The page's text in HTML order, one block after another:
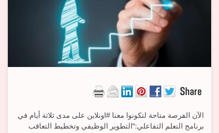
الآن الفرصة متاحة لتكونوا معنا #اونلاين على مدى ثلاثة أيام في
برنامج التعلم التفاعلي:“التطوير الوظيفي وتخطيط التعاقب